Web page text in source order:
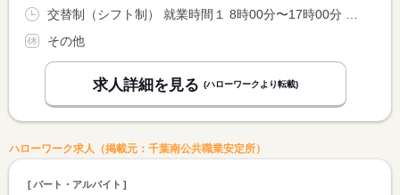
その他
求人詳細を見る (ハローワークより転載)
ハローワーク求人（掲載元：千葉南公共職業安定所）
パート・アルバイト